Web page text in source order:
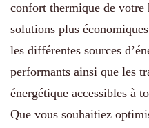
confort thermique de votre
solutions plus
les différentes sources
performants ainsi que les
énergétique accessibles à
Que vous souhaitiez